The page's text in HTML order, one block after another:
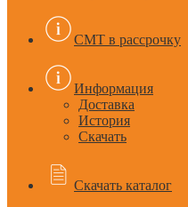
CMT в рассрочку
Информация
Доставка
История
Скачать
Скачать каталог